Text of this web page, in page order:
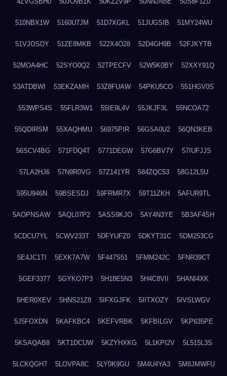
510NBX1W 5160U7JM 51D7XGKL 51JUGSIB 51MY24WU
51VJOSDY 51ZE8MKB 522X4O28 52D4GH9B 52FJKYTB
52MOA4HC 52SYO0Q2 52TPECFV 52W5K0BY 52XXY91Q
53ATDBWI 53EKZAMH 53Z8FUAW 54PKU5CO 551HGV0S
553WPS4S 55FLR3W1 55IE9L4V 55JKJF3L 55NCOA72
55QDIRSM 55XAQHMU 56975PIR 56GSA0U2 56QN3KEB
56SCV4BG 571FDQ4T 5771DEGW 57G6BV7Y 57IUFJJS
57LA2HJ6 57N9R0VG 57Z141YR 584ZQC53 58G12L5U
595U946N 59BSESDJ 59FRMR7X 59T11ZKH 5AFUR9TL
5AOPNSAW 5AQL07P2 5ASS9KJO 5AY4N3YE 5B3AF4SH
5CDCU7YL 5CWV233T 5DFYUFZ0 5DKYT31C 5DM253CG
5E4JC1TI 5EXK7A7W 5F447S51 5FMM242C 5FNR39CT
5GEF3377 5GYKO7P3 5H18E5N3 5H4C8VII 5HANI4XK
5HER0XEV 5HNS21Z8 5IFXGJFK 5IITXOZY 5IVSLWGV
5J5FOXDN 5KAFKBC4 5KEFVRBK 5KFBILGV 5KP635PE
5KSAQAB8 5KT1DCUW 5KZYHXKG 5L1KPI2V 5L515L3S
5LCKQGH7 5LOVPA8C 5LY0K9GU 5M4U4YA3 5M8JMWFU